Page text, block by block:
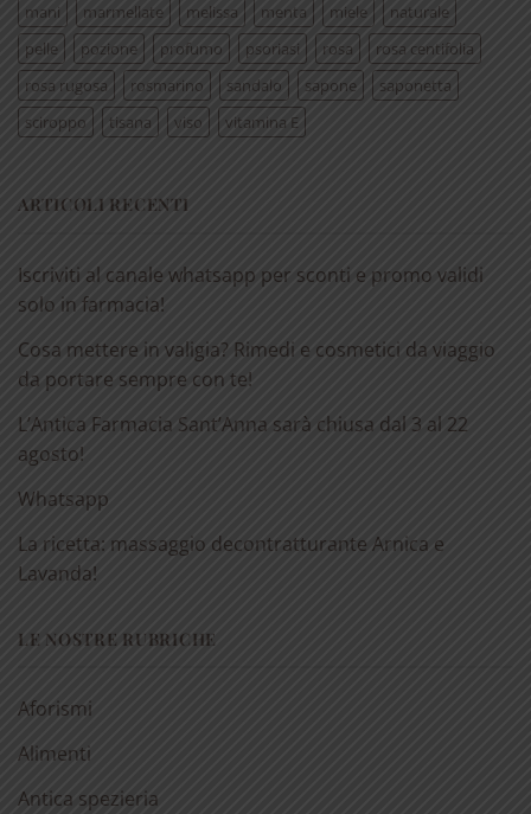
mani
marmellate melissa menta miele
naturale
pelle
pozione profumo psoriasi rosa
rosa centifolia
rosa rugosa
rosmarino sandalo sapone
saponetta
sciroppo
tisana viso vitamina E
ARTICOLI RECENTI
Iscriviti al canale whatsapp per sconti e promo validi
solo in farmacia!
Cosa mettere in valigia? Rimedi e cosmetici da viaggio
da portare sempre con te!
L’Antica Farmacia Sant’Anna sarà chiusa dal 3 al 22
agosto!
Whatsapp
La ricetta: massaggio decontratturante Arnica e
Lavanda!
LE NOSTRE RUBRICHE
Aforismi
Alimenti
Antica spezieria